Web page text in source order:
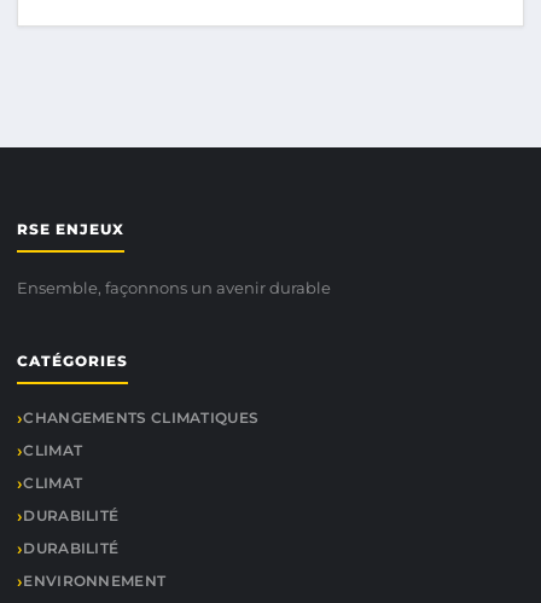
RSE ENJEUX
Ensemble, façonnons un avenir durable
CATÉGORIES
CHANGEMENTS CLIMATIQUES
CLIMAT
CLIMAT
DURABILITÉ
DURABILITÉ
ENVIRONNEMENT